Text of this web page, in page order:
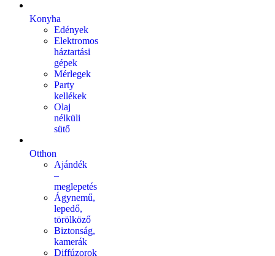
Konyha
Edények
Elektromos
háztartási
gépek
Mérlegek
Party
kellékek
Olaj
nélküli
sütő
Otthon
Ajándék
–
meglepetés
Ágynemű,
lepedő,
törölköző
Biztonság,
kamerák
Diffúzorok